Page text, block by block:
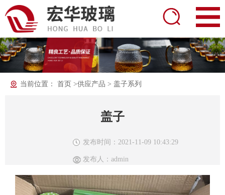
当前位置： 首页 >供应产品 > 盖子系列
盖子
发布时间：2021-11-09 10:43:29
发布人：admin